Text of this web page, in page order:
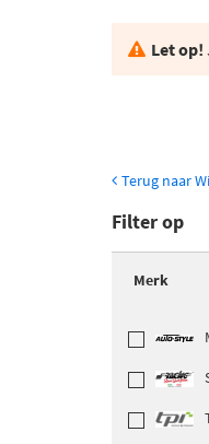
Let op!
Terug naar
Filter op
Merk